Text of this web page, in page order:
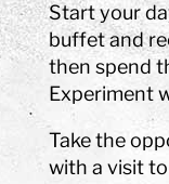
Start your
buffet and
then spend
Experiment
Take the
with a visit